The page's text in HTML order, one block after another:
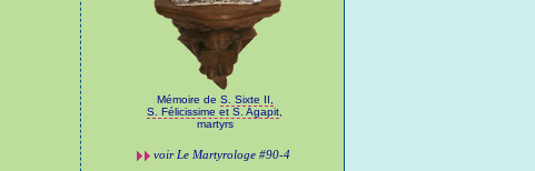
Mémoire de S. Sixte II,
S. Félicissime et S. Agapit
martyrs
voir Le Martyrologe#90-4